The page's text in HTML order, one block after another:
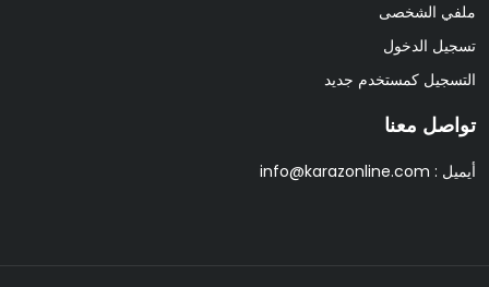
ملفي الشخصى
تسجيل الدخول
التسجيل كمستخدم جديد
تواصل معنا
أيميل : info@karazonline.com